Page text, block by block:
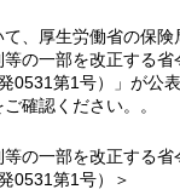
、厚生労働省の保険
等の一部を改正する
0531第1号）」が公
確認ください。。
の一部を改正する
0531第1号）＞